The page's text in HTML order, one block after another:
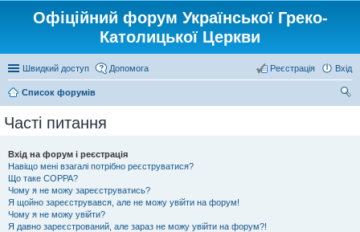
Офіційний форум Української Греко-
Католицької Церкви
Швидкий доступ Допомога Вхід
Реєстрація
Список форумів
Часті питання
Вхід на форум і реєстрація
Навіщо мені взагалі потрібно реєструватися?
Що таке COPPA?
Чому я не можу зареєструватись?
Я щойно зареєструвався, але не можу увійти на форум!
Чому я не можу увійти?
Я давно зареєстрований, але зараз не можу увійти на форум?!